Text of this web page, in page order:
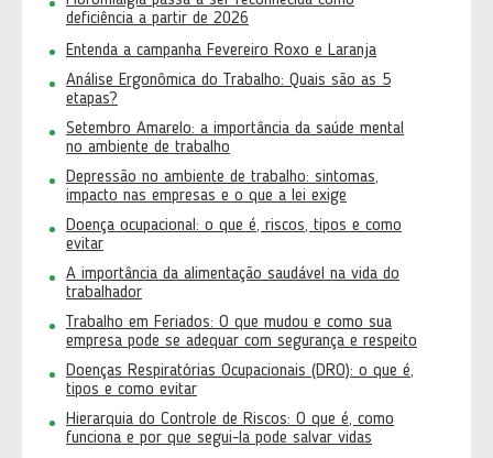
deficiência a partir de 2026
Entenda a campanha Fevereiro Roxo e Laranja
Análise Ergonômica do Trabalho: Quais são as 5
etapas?
Setembro Amarelo: a importância da saúde mental
no ambiente de trabalho
Depressão no ambiente de trabalho: sintomas,
impacto nas empresas e o que a lei exige
Doença ocupacional: o que é, riscos, tipos e como
evitar
A importância da alimentação saudável na vida do
trabalhador
Trabalho em Feriados: O que mudou e como sua
empresa pode se adequar com segurança e respeito
Doenças Respiratórias Ocupacionais (DRO): o que é,
tipos e como evitar
Hierarquia do Controle de Riscos: O que é, como
funciona e por que segui-la pode salvar vidas